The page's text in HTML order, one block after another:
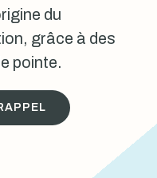
du
grâce à des
pointe.